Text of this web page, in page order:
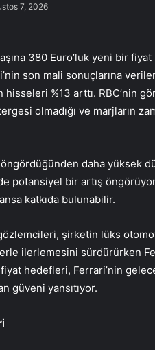
7, 2026
380 Euro’luk yeni bir
son mali sonuçlarına
hisseleri %13 arttı. RBC’nin
olmadığı ve marjların
daha yüksek
potansiyel bir artış
katkıda bulunabilir.
gözlemcileri, şirketin lüks
ilerlemesini sürdürürken
hedefleri, Ferrari’nin
güveni yansıtıyor.